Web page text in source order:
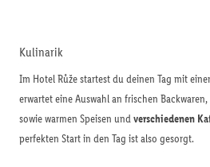
Kulinarik
Im Hotel Růže startest du deinen Tag mit
erwartet eine Auswahl an frischen
sowie warmen Speisen undverschiedenen
perfekten Start in den Tag ist also gesorgt.